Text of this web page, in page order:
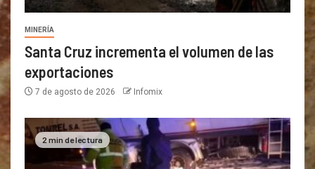
MINERÍA
Santa Cruz incrementa el volumen de las
exportaciones
7 de agosto de 2026 Infomix
2 min de lectura